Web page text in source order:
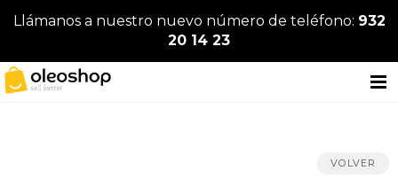
Llámanos a nuestro nuevo número de teléfono: 932
20 14 23
VOLVER